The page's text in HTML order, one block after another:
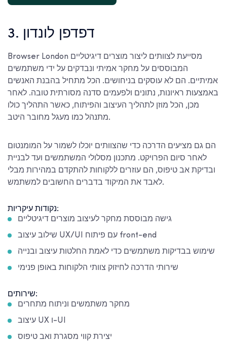
3. דפדפן לונדון
Browser London מסייעת לצוותים ליצור מוצרים דיגיטליים
המבוססים על מחקר אמיתי ונבדקים על ידי משתמשים
אמיתיים. הם לא עוסקים בניחושים. הכל מתחיל בהבנת האנשים
באמצעות ראיונות, נתונים ולפעמים סדנה מסורתית טובה. לאחר
מכן, הכל מוזן לתהליך העיצוב והפיתוח, כאשר התהליך כולו
מתנהל כמו מעגל מחובר היטב.
הם גם מציעים הדרכה כדי שהצוותים יוכלו לשמור על המומנטום
לאחר סיום הפרויקט. מתכנון מסלולי המשתמשים ועד לבניית
ובדיקת אב טיפוס, הם עוזרים ללקוחות להתקדם במהירות מבלי
לאבד את המיקוד בדברים החשובים למשתמש.
נקודות עיקריות:
גישה מבוססת מחקר לעיצוב מוצרים דיגיטליים
שילוב עיצוב UX/UI עם פיתוח front-end
שימוש בבדיקות משתמשים כדי לאמת החלטות עיצוב ובנייה
שירותי הדרכה לחיזוק צוותי הלקוחות באופן פנימי
שירותים:
מחקר משתמשים וניתוח מתחרים
עיצוב UX ו-UI
יצירת קווי מסגרת ואב טיפוס